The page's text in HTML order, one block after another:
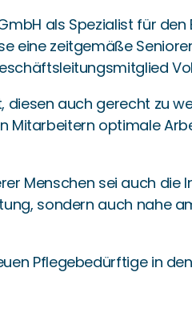
als Spezialist für
eine zeitgemäße
auch gerecht zu
Mitarbeitern optimale
Menschen sei auch die
sondern auch nahe
Pflegebedürftige in